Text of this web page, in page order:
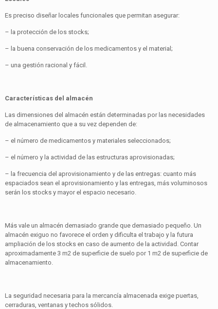
Es preciso diseñar locales funcionales que permitan asegurar:
– la protección de los stocks;
– la buena conservación de los medicamentos y el material;
– una gestión racional y fácil.
Características del almacén
Las dimensiones del almacén están determinadas por las necesidades
de almacenamiento que a su vez dependen de:
– el número de medicamentos y materiales seleccionados;
– el número y la actividad de las estructuras aprovisionadas;
– la frecuencia del aprovisionamiento y de las entregas: cuanto más
espaciados sean el aprovisionamiento y las entregas, más voluminosos
serán los stocks y mayor el espacio necesario.
Más vale un almacén demasiado grande que demasiado pequeño. Un
almacén exiguo no favorece el orden y dificulta el trabajo y la futura
ampliación de los stocks en caso de aumento de la actividad. Contar
aproximadamente 3 m2 de superficie de suelo por 1 m2 de superficie de
almacenamiento.
La seguridad necesaria para la mercancía almacenada exige puertas,
cerraduras, ventanas y techos sólidos.